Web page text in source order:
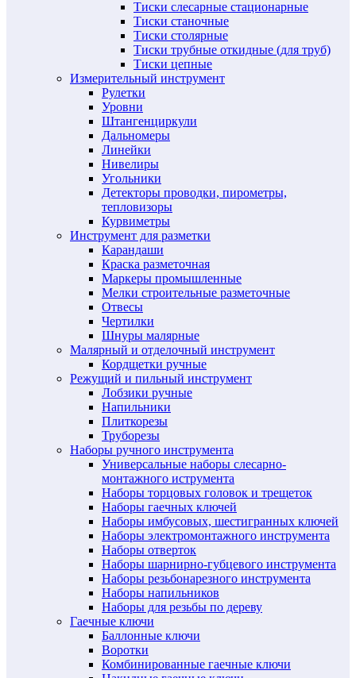
Тиски слесарные стационарные
Тиски станочные
Тиски столярные
Тиски трубные откидные (для труб)
Тиски цепные
Измерительный инструмент
Рулетки
Уровни
Штангенциркули
Дальномеры
Линейки
Нивелиры
Угольники
Детекторы проводки, пирометры,
тепловизоры
Курвиметры
Инструмент для разметки
Карандаши
Краска разметочная
Маркеры промышленные
Мелки строительные разметочные
Отвесы
Чертилки
Шнуры малярные
Малярный и отделочный инструмент
Кордщетки ручные
Режущий и пильный инструмент
Лобзики ручные
Напильники
Плиткорезы
Труборезы
Наборы ручного инструмента
Универсальные наборы слесарно-
монтажного иструмента
Наборы торцовых головок и трещеток
Наборы гаечных ключей
Наборы имбусовых, шестигранных ключей
Наборы электромонтажного инструмента
Наборы отверток
Наборы шарнирно-губцевого инструмента
Наборы резьбонарезного инструмента
Наборы напильников
Наборы для резьбы по дереву
Гаечные ключи
Баллонные ключи
Воротки
Комбинированные гаечные ключи